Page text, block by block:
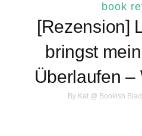
book
[Rezension]
bringst
Überlaufen –
By Kat @ Bookish